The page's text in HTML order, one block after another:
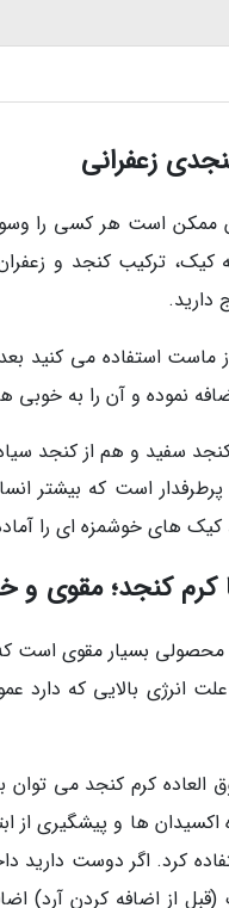
زعفرانی
ممکن است هر کسی را
کیک، ترکیب کنجد و
دارید.
نموده و آن را به
سفید و هم از کنجد
است که بیشتر
های خوشمزه ای را
کرم کنجد؛ مقوی و
بسیار مقوی است که
انرژی بالایی که دارد
العاده کرم کنجد می
اکسیدان ها و پیشگیری از
کرد. اگر دوست دارید
(قبل از اضافه کردن آرد)